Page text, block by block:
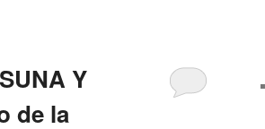
Y
de la